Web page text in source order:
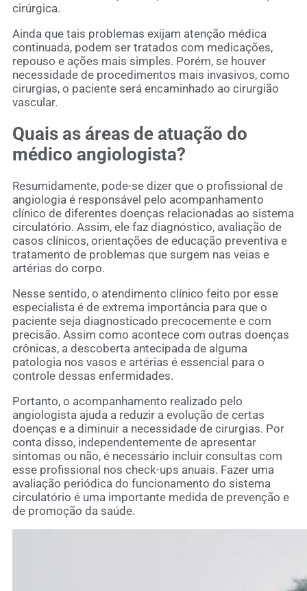
cirúrgica.
Ainda que tais problemas exijam atenção médica
continuada, podem ser tratados com medicações,
repouso e ações mais simples. Porém, se houver
necessidade de procedimentos mais invasivos, como
cirurgias, o paciente será encaminhado ao cirurgião
vascular.
Quais as áreas de atuação do
médico angiologista?
Resumidamente, pode-se dizer que o profissional de
angiologia é responsável pelo acompanhamento
clínico de diferentes doenças relacionadas ao sistema
circulatório. Assim, ele faz diagnóstico, avaliação de
casos clínicos, orientações de educação preventiva e
tratamento de problemas que surgem nas veias e
artérias do corpo.
Nesse sentido, o atendimento clínico feito por esse
especialista é de extrema importância para que o
paciente seja diagnosticado precocemente e com
precisão. Assim como acontece com outras doenças
crônicas, a descoberta antecipada de alguma
patologia nos vasos e artérias é essencial para o
controle dessas enfermidades.
Portanto, o acompanhamento realizado pelo
angiologista ajuda a reduzir a evolução de certas
doenças e a diminuir a necessidade de cirurgias. Por
conta disso, independentemente de apresentar
sintomas ou não, é necessário incluir consultas com
esse profissional nos check-ups anuais. Fazer uma
avaliação periódica do funcionamento do sistema
circulatório é uma importante medida de prevenção e
de promoção da saúde.